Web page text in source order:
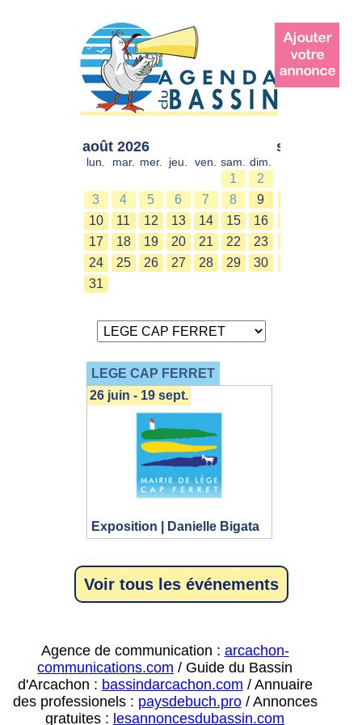
août 2026
lun. mar. mer. jeu. ven. sam. dim.
1
2
3
4 5 6 7 8
9
10
11 12 13 14 15
16
17
18 19 20 21 22
23
24
25 26 27 28 29
30
31
sept. 2026
LEGE CAP FERRET
Exposition | Danielle Bigata
26 juin - 19 sept.
Voir tous les événements
Agence de communication : arcachon-
communications.com / Guide du Bassin
d'Arcachon : bassindarcachon.com / Annuaire
des professionels : paysdebuch.pro/ Annonces
gratuites : lesannoncesdubassin.com